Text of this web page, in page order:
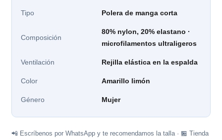
Tipo Polera de manga corta
Composición
80% nylon, 20% elastano ·
microfilamentos ultraligeros
Ventilación Rejilla elástica en la espalda
Color Amarillo limón
Género Mujer
📲 Escríbenos por WhatsApp y te recomendamos la talla · 🏪 Tienda